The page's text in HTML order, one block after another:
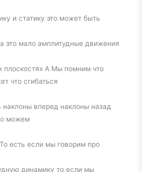
и статику это может быть
это мало амплитудные движения
плоскостях А Мы помним что
что сгибаться
вперед наклоны назад
можем
есть если мы говорим про
динамику то если мы